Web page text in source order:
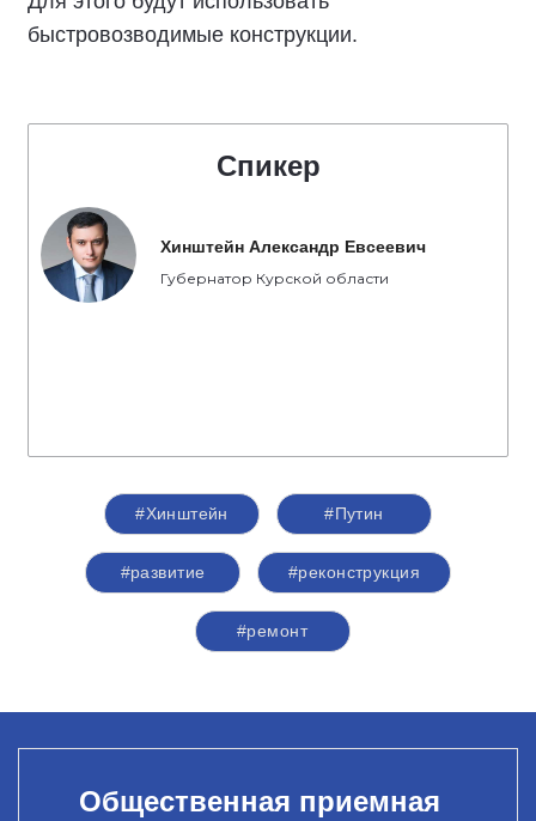
быстровозводимые конструкции.
Спикер
Хинштейн Александр Евсеевич
Губернатор Курской области
#Хинштейн #Путин
#развитие #реконструкция
#ремонт
Общественная приемная